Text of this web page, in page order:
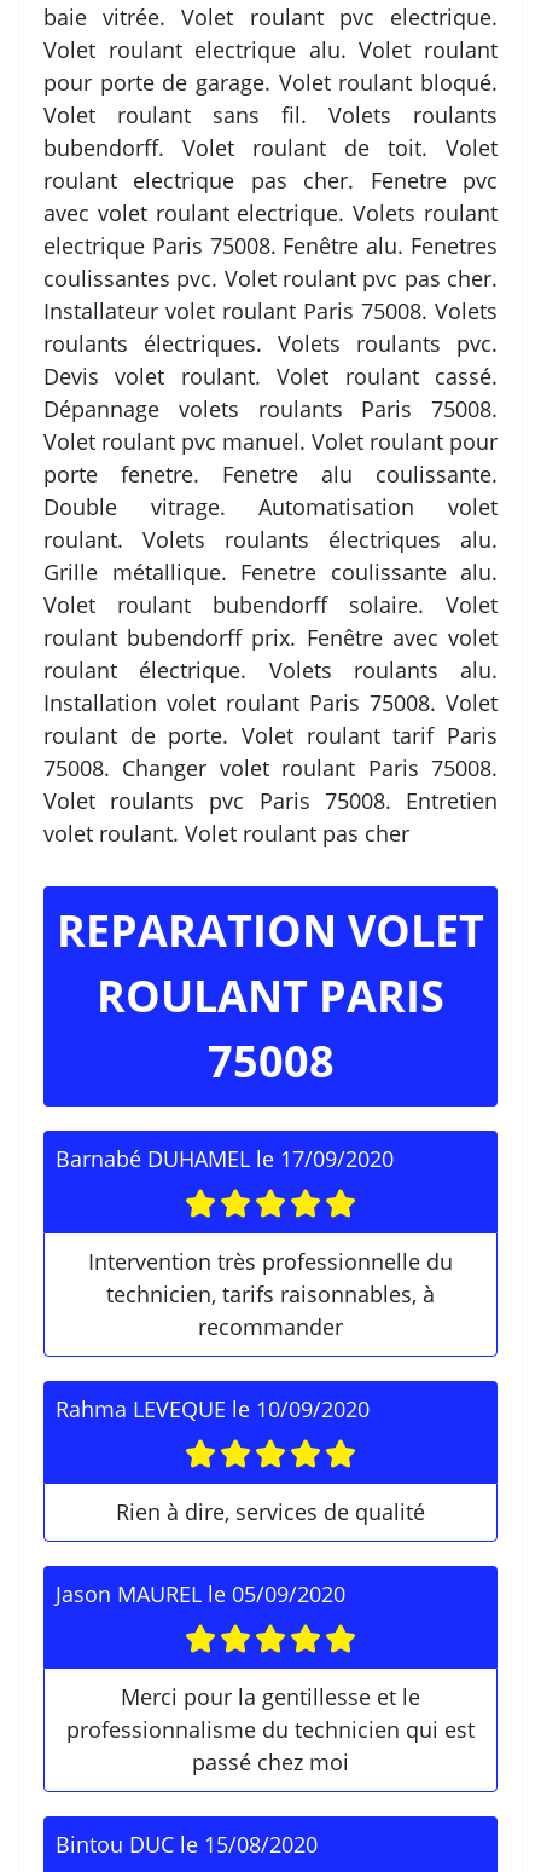
baie vitrée. Volet roulant pvc electrique.
Volet roulant electrique alu. Volet roulant
pour porte de garage. Volet roulant bloqué.
Volet roulant sans fil. Volets roulants
bubendorff. Volet roulant de toit. Volet
roulant electrique pas cher. Fenetre pvc
avec volet roulant electrique. Volets roulant
electrique Paris 75008. Fenêtre alu. Fenetres
coulissantes pvc. Volet roulant pvc pas cher.
Installateur volet roulant Paris 75008. Volets
roulants électriques. Volets roulants pvc.
Devis volet roulant. Volet roulant cassé.
Dépannage volets roulants Paris 75008.
Volet roulant pvc manuel. Volet roulant pour
porte fenetre. Fenetre alu coulissante.
Double vitrage. Automatisation volet
roulant. Volets roulants électriques alu.
Grille métallique. Fenetre coulissante alu.
Volet roulant bubendorff solaire. Volet
roulant bubendorff prix. Fenêtre avec volet
roulant électrique. Volets roulants alu.
Installation volet roulant Paris 75008. Volet
roulant de porte. Volet roulant tarif Paris
75008. Changer volet roulant Paris 75008.
Volet roulants pvc Paris 75008. Entretien
volet roulant. Volet roulant pas cher
REPARATION VOLET
ROULANT PARIS
75008
Barnabé DUHAMEL le 17/09/2020
Intervention très professionnelle du
technicien, tarifs raisonnables, à
recommander
Rahma LEVEQUE le 10/09/2020
Rien à dire, services de qualité
Jason MAUREL le 05/09/2020
Merci pour la gentillesse et le
professionnalisme du technicien qui est
passé chez moi
Bintou DUC le 15/08/2020